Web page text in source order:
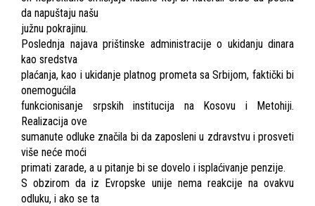
da napuštaju našu
južnu pokrajinu.
Poslednja najava prištinske administracije o ukidanju dinara
kao sredstva
plaćanja, kao i ukidanje platnog prometa sa Srbijom, faktički bi
onemogućila
funkcionisanje srpskih institucija na Kosovu i Metohiji.
Realizacija ove
sumanute odluke značila bi da zaposleni u zdravstvu i prosveti
više neće moći
primati zarade, a u pitanje bi se dovelo i isplaćivanje penzije.
S obzirom da iz Evropske unije nema reakcije na ovakvu
odluku, i ako se ta